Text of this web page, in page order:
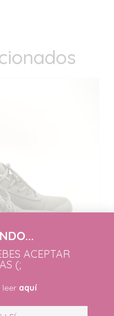
ACEPTAR
(;
leer aquí